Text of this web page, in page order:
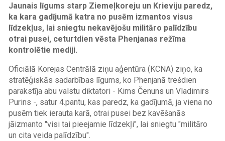
Jaunais līgums starp Ziemeļkoreju un Krieviju paredz,
ka kara gadījumā katra no pusēm izmantos visus
līdzekļus, lai sniegtu nekavējošu militāro palīdzību
otrai pusei, ceturtdien vēsta Phenjanas režīma
kontrolētie mediji.
Oficiālā Korejas Centrālā ziņu aģentūra (KCNA) ziņo, ka
stratēģiskās sadarbības līgums, ko Phenjanā trešdien
parakstīja abu valstu diktatori - Kims Čenuns un Vladimirs
Purins -, satur 4.pantu, kas paredz, ka gadījumā, ja viena no
pusēm tiek ierauta karā, otrai pusei bez kavēšanās
jāizmanto "visi tai pieejamie līdzekļi", lai sniegtu "militāro
un cita veida palīdzību".